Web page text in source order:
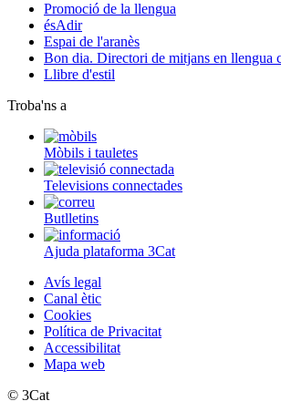
Promoció de la llengua
ésAdir
Espai de l'aranès
Bon dia. Directori de mitjans en llengua
Llibre d'estil
Troba'ns a
Mòbils i tauletes
Televisions connectades
Butlletins
Ajuda plataforma 3Cat
Avís legal
Canal ètic
Cookies
Política de Privacitat
Accessibilitat
Mapa web
© 3Cat